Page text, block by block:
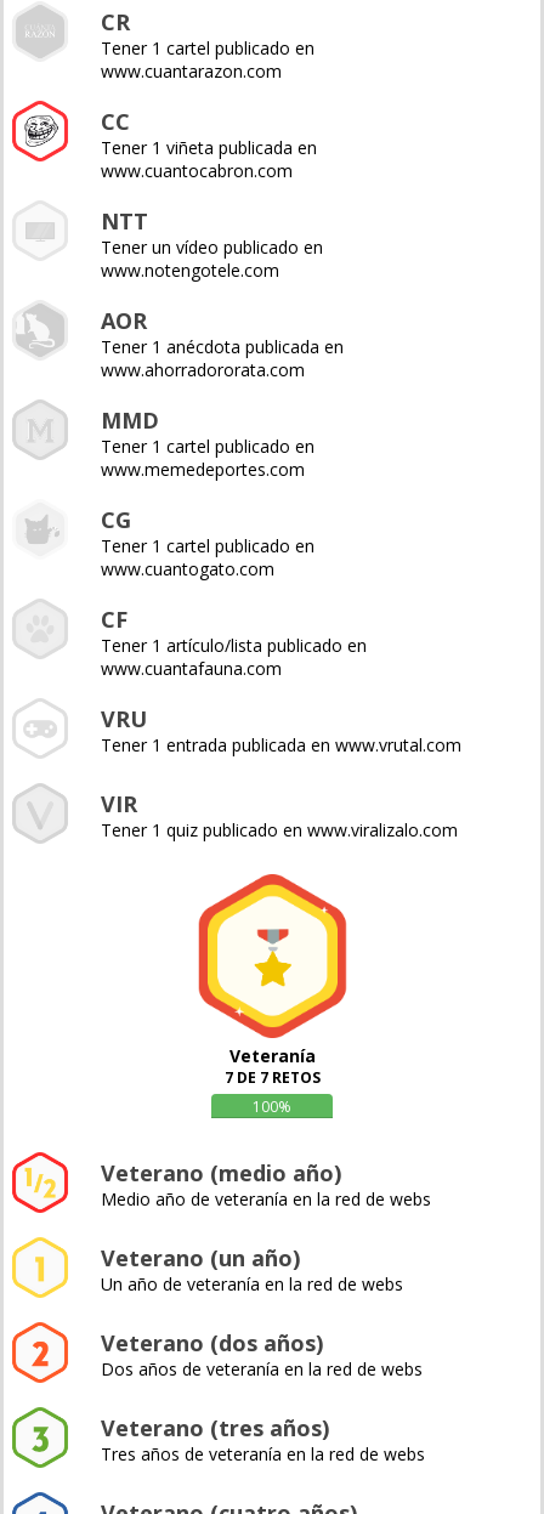
CR
Tener 1 cartel publicado en
www.cuantarazon.com
CC
Tener 1 viñeta publicada en
www.cuantocabron.com
NTT
Tener un vídeo publicado en
www.notengotele.com
AOR
Tener 1 anécdota publicada en
www.ahorradororata.com
MMD
Tener 1 cartel publicado en
www.memedeportes.com
CG
Tener 1 cartel publicado en
www.cuantogato.com
CF
Tener 1 artículo/lista publicado en
www.cuantafauna.com
VRU
Tener 1 entrada publicada en www.vrutal.com
VIR
Tener 1 quiz publicado en www.viralizalo.com
Veteranía
7 DE 7 RETOS
100%
Veterano (medio año)
Medio año de veteranía en la red de webs
Veterano (un año)
Un año de veteranía en la red de webs
Veterano (dos años)
Dos años de veteranía en la red de webs
Veterano (tres años)
Tres años de veteranía en la red de webs